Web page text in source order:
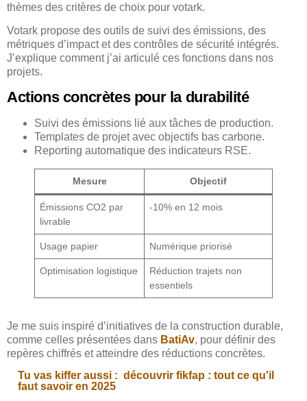
thèmes des critères de choix pour votark.
Votark propose des outils de suivi des émissions, des
métriques d’impact et des contrôles de sécurité intégrés.
J’explique comment j’ai articulé ces fonctions dans nos
projets.
Actions concrètes pour la durabilité
Suivi des émissions lié aux tâches de production.
Templates de projet avec objectifs bas carbone.
Reporting automatique des indicateurs RSE.
Mesure Objectif
Émissions CO2 par
livrable
-10% en 12 mois
Usage papier Numérique priorisé
Optimisation logistique
Réduction trajets non
essentiels
Je me suis inspiré d’initiatives de la construction durable,
comme celles présentées dans BatiAv, pour définir des
repères chiffrés et atteindre des réductions concrètes.
Tu vas kiffer aussi : découvrir fikfap : tout ce qu'il
faut savoir en 2025